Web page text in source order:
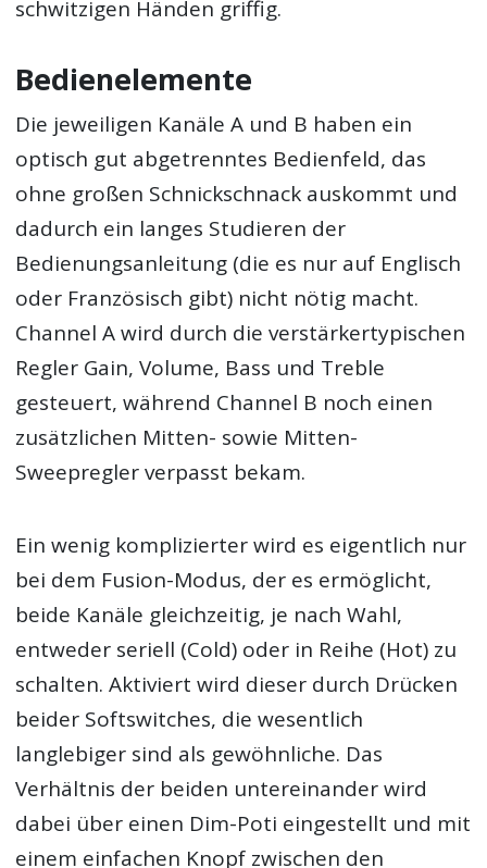
schwitzigen Händen griffig.
Bedienelemente
Die jeweiligen Kanäle A und B haben ein
optisch gut abgetrenntes Bedienfeld, das
ohne großen Schnickschnack auskommt und
dadurch ein langes Studieren der
Bedienungsanleitung (die es nur auf Englisch
oder Französisch gibt) nicht nötig macht.
Channel A wird durch die verstärkertypischen
Regler Gain, Volume, Bass und Treble
gesteuert, während Channel B noch einen
zusätzlichen Mitten- sowie Mitten-
Sweepregler verpasst bekam.
Ein wenig komplizierter wird es eigentlich nur
bei dem Fusion-Modus, der es ermöglicht,
beide Kanäle gleichzeitig, je nach Wahl,
entweder seriell (Cold) oder in Reihe (Hot) zu
schalten. Aktiviert wird dieser durch Drücken
beider Softswitches, die wesentlich
langlebiger sind als gewöhnliche. Das
Verhältnis der beiden untereinander wird
dabei über einen Dim-Poti eingestellt und mit
einem einfachen Knopf zwischen den